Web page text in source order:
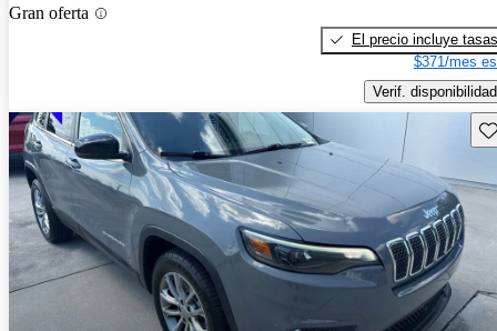
Gran oferta
El precio incluye tasas
$371/mes
Verif. disponibilidad